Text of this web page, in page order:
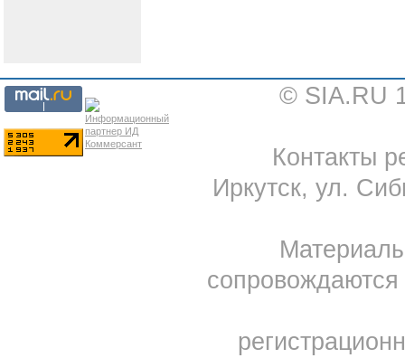
© SIA.RU
Контакты
Иркутск, ул.